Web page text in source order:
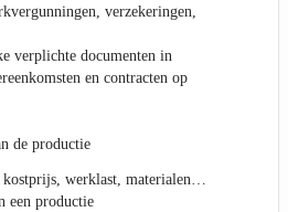
verzekeringen,
verplichte documenten in
en contracten op
de productie
kostprijs, werklast, materialen…
een productie